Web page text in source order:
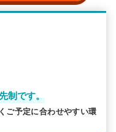
制です。
ご予定に合わせやすい環